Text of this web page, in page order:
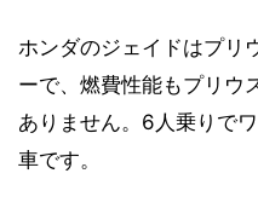
ホンダのジェイドはプリ
ーで、燃費性能もプリウ
ありません。6人乗りで
車です。